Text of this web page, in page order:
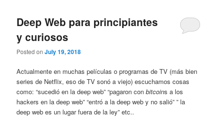
Deep Web para principiantes
y curiosos
Posted onJuly 19, 2018
Actualmente en muchas películas o programas de TV (más bien
series de Netflix, eso de TV sonó a viejo) escuchamos cosas
como: “sucedió en la deep web” “pagaron conbitcoins a los
hackers en la deep web” “entró a la deep web y no salió” ” la
deep web es un lugar fuera de la ley” etc..